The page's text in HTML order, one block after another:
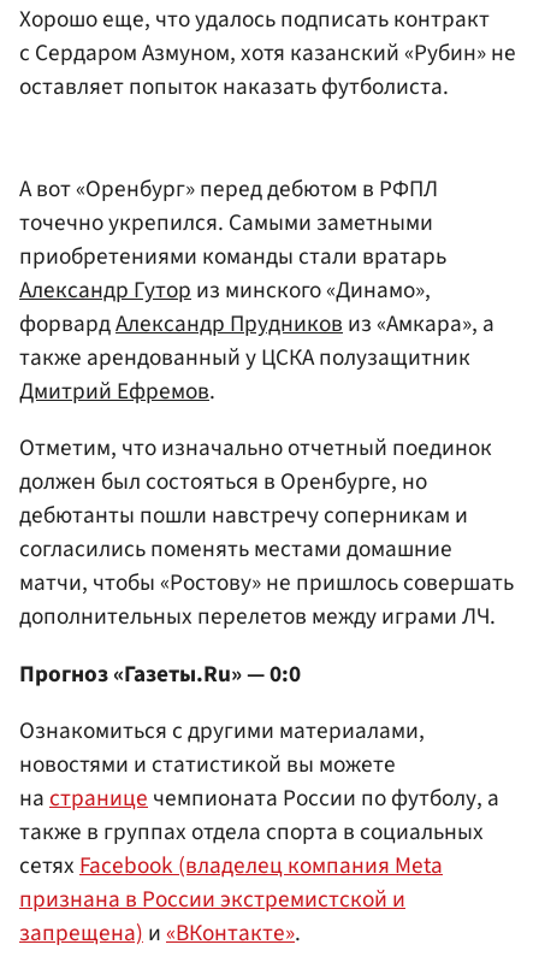
Хорошо еще, что удалось подписать контракт
с Сердаром Азмуном, хотя казанский «Рубин»не
оставляет попыток наказать футболиста.
А вот «Оренбург» перед дебютом в РФПЛ
точечно укрепился. Самыми заметными
приобретениями команды стали вратарь
Александр Гуториз минского «Динамо»,
форвардАлександр Прудниковиз «Амкара», а
также арендованный у ЦСКА полузащитник
Дмитрий Ефремов.
Отметим, что изначально отчетный поединок
должен был состояться в Оренбурге, но
дебютанты пошли навстречу соперникам и
согласились поменять местами домашние
матчи, чтобы «Ростову» не пришлось совершать
дополнительных перелетов между играми ЛЧ.
Прогноз «Газеты.Ru» — 0:0
Ознакомиться с другими материалами,
новостями и статистикой вы можете
настраницечемпионата России по футболу, а
также в группах отдела спорта в социальных
сетяхFacebook (владелец компания Meta
признана в России экстремистской и
запрещена)и«ВКонтакте».